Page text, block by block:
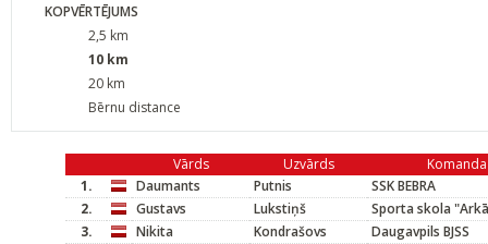
KOPVĒRTĒJUMS
2,5 km
10 km
20 km
Bērnu distance
Vārds Uzvārds
Komanda
1.
Daumants Putnis
SSK BEBRA
2.
Gustavs Lukstiņš
Sporta skola
3.
Nikita Kondrašovs
Daugavpils BJSS